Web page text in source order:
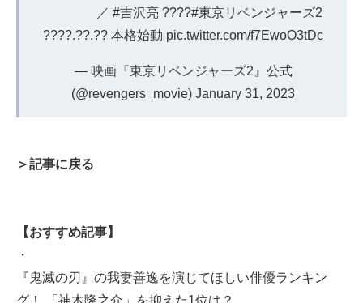
／ #吉沢亮????#東京リベンジャーズ2
????.??.?? 本格始動 pic.twitter.com/f7EwoO3tDc
— 映画『東京リベンジャーズ2』公式
(@revengers_movie) January 31, 2023
＞記事に戻る
【おすすめ記事】
・
『鬼滅の刃』の我妻善逸を演じてほしい俳優ランキン